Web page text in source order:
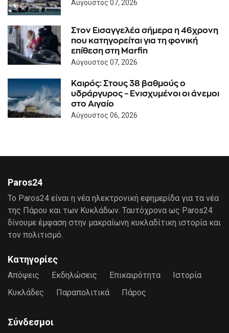
Αύγουστος 07, 2026
Στον Εισαγγελέα σήμερα η 46χρονη
που κατηγορείται για τη φονική
επίθεση στη Marfin
Αύγουστος 07, 2026
Καιρός: Στους 38 βαθμούς ο
υδράργυρος – Ενισχυμένοι οι άνεμοι
στο Αιγαίο
Αύγουστος 06, 2026
Paros24
Το Paros24 είναι η νέα ηλεκτρονική εφημερίδα για τα νέα
της Πάρου και των Κυκλάδων. Ταυτόχρονα ως Paros24
δίνουμε έμφαση στην μακραίωνη κυκλαδίτικη ιστορία και
τον πολιτισμό.
Κατηγορίες
Απόψεις Εκδηλώσεις Επικαιρότητα
Ιστορία
Κυκλάδες
Παραπολιτικά Πάρος
Σύνδεσμοι